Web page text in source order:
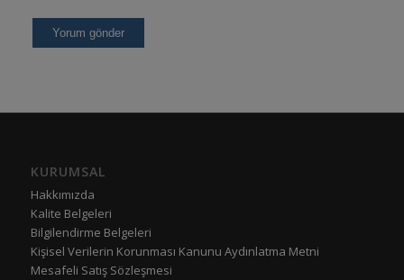
KURUMSAL
Hakkımızda
Kalite Belgeleri
Bilgilendirme Belgeleri
Kişisel Verilerin Korunması Kanunu Aydınlatma Metni
Mesafeli Satış Sözleşmesi